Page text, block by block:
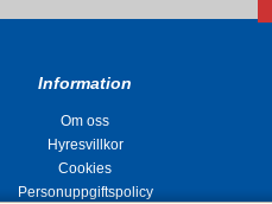
Information
Om oss
Hyresvillkor
Cookies
Personuppgiftspolicy